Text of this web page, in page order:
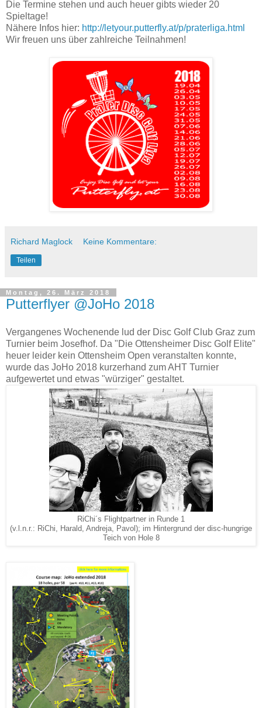
Die Termine stehen und auch heuer gibts wieder 20
Spieltage!
Nähere Infos hier: http://letyour.putterfly.at/p/praterliga.html
Wir freuen uns über zahlreiche Teilnahmen!
Richard Maglock Keine Kommentare:
Teilen
Montag, 26. März 2018
Putterflyer @JoHo 2018
Vergangenes Wochenende lud der Disc Golf Club Graz zum
Turnier beim Josefhof. Da "Die Ottensheimer Disc Golf Elite"
heuer leider kein Ottensheim Open veranstalten konnte,
wurde das JoHo 2018 kurzerhand zum AHT Turnier
aufgewertet und etwas "würziger" gestaltet.
RiChi´s Flightpartner in Runde 1
(v.l.n.r.: RiChi, Harald, Andreja, Pavol); im Hintergrund der disc-hungrige
Teich von Hole 8